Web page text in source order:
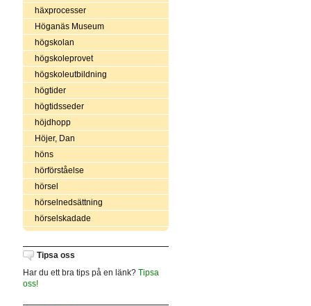
häxprocesser
Höganäs Museum
högskolan
högskoleprovet
högskoleutbildning
högtider
högtidsseder
höjdhopp
Höjer, Dan
höns
hörförståelse
hörsel
hörselnedsättning
hörselskadade
Tipsa oss
Har du ett bra tips på en länk? Tipsa
oss!